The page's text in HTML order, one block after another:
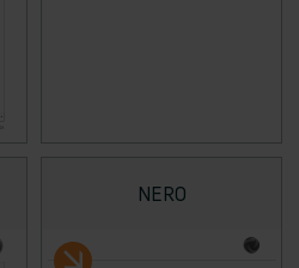
NERO